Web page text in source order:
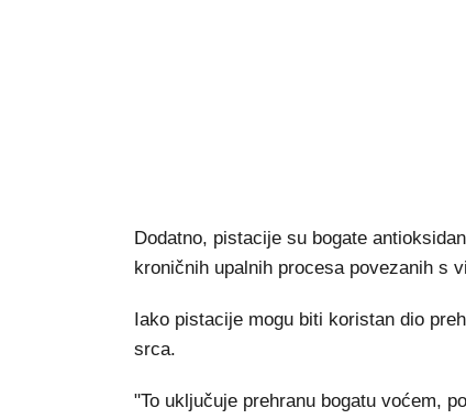
Dodatno, pistacije su bogate
kroničnih upalnih procesa povezanih s
Iako pistacije mogu biti koristan dio
srca.
"To uključuje prehranu bogatu voćem,